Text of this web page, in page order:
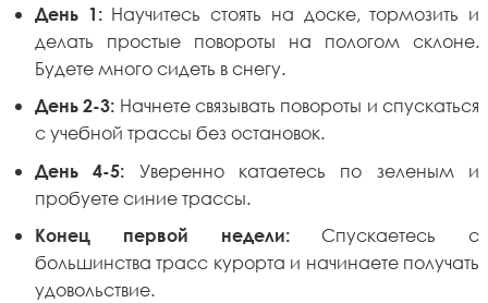
День 1:Научитесь стоять на доске, тормозить и
делать простые повороты на пологом склоне.
Будете много сидеть в снегу.
День 2-3: Начнете связывать повороты и спускаться
с учебной трассы без остановок.
День 4-5: Уверенно катаетесь по зеленым и
пробуете синие трассы.
Конец первой недели:Спускаетесь с
большинства трасс курорта и начинаете получать
удовольствие.